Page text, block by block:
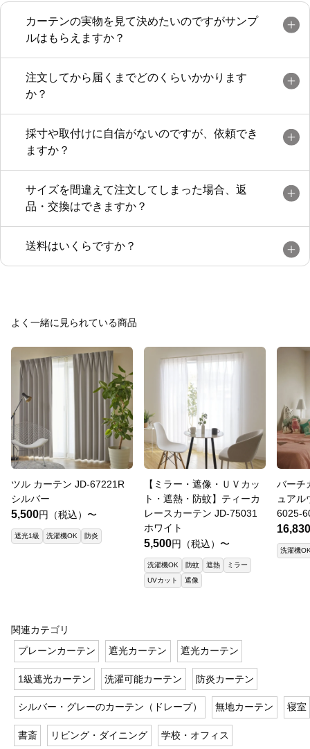
カーテンの実物を見て決めたいのですがサンプ
ルはもらえますか？
注文してから届くまでどのくらいかかります
か？
採寸や取付けに自信がないのですが、依頼でき
ますか？
サイズを間違えて注文してしまった場合、返
品・交換はできますか？
送料はいくらですか？
よく一緒に見られている商品
ツル カーテン JD-67221R
シルバー
5,500円（税込）〜
遮光1級 洗濯機OK 防炎
【ミラー・遮像・ＵＶカッ
ト・遮熱・防蚊】ティーカ
レースカーテン JD-75031
ホワイト
5,500円（税込）〜
洗濯機OK 防蚊 遮熱
ミラー
UVカット
遮像
バーチ
ュアル
6025-
16,830
洗濯機
関連カテゴリ
プレーンカーテン
遮光カーテン 遮光カーテン
1級遮光カーテン 洗濯可能カーテン 防炎カーテン
シルバー・グレーのカーテン（ドレープ） 無地カーテン 寝室
書斎 リビング・ダイニング 学校・オフィス